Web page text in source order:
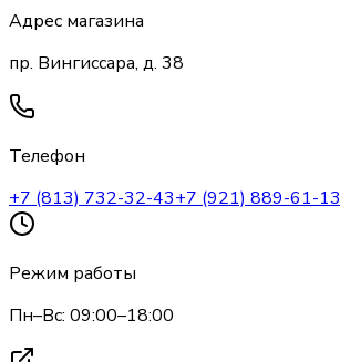
Адрес магазина
пр. Вингиссара, д. 38
Телефон
+7 (813) 732-32-43+7 (921) 889-61-13
Режим работы
Пн–Вс: 09:00–18:00